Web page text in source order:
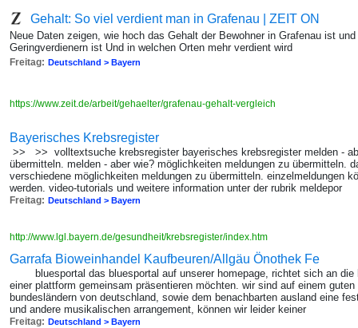
Gehalt: So viel verdient man in Grafenau | ZEIT ON
Neue Daten zeigen, wie hoch das Gehalt der Bewohner in Grafenau ist
Geringverdienern ist Und in welchen Orten mehr verdient wird
Freitag: Deutschland > Bayern
https://www.zeit.de/arbeit/gehaelter/grafenau-gehalt-vergleich
Bayerisches Krebsregister
>> >> volltextsuche krebsregister bayerisches krebsregister melden -
übermitteln. melden - aber wie? möglichkeiten meldungen zu übermitteln.
verschiedene möglichkeiten meldungen zu übermitteln. einzelmeldungen
werden. video-tutorials und weitere information unter der rubrik meldepor
Freitag: Deutschland > Bayern
http://www.lgl.bayern.de/gesundheit/krebsregister/index.htm
Garrafa Bioweinhandel Kaufbeuren/Allgäu Önothek Fe
bluesportal das bluesportal auf unserer homepage, richtet sich an die
einer plattform gemeinsam präsentieren möchten. wir sind auf einem
bundesländern von deutschland, sowie dem benachbarten ausland eine
und andere musikalischen arrangement, können wir leider keiner
Freitag: Deutschland > Bayern